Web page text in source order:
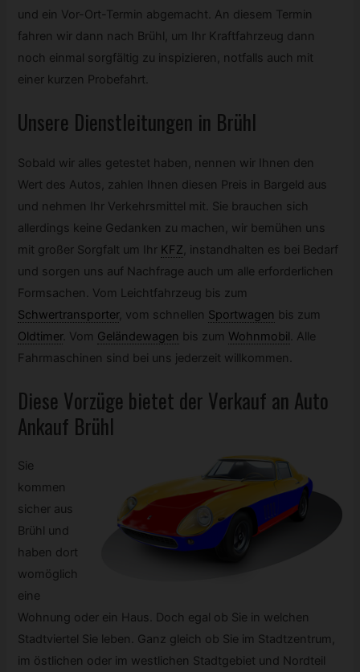
und ein Vor-Ort-Termin abgemacht. An diesem Termin
fahren wir dann nach Brühl, um Ihr Kraftfahrzeug dann
noch einmal sorgfältig zu inspizieren, notfalls auch mit
einer kurzen Probefahrt.
Unsere Dienstleitungen in Brühl
Sobald wir alles getestet haben, nennen wir Ihnen den
Wert des Autos, zahlen Ihnen diesen Preis in Bargeld aus
und nehmen Ihr Verkehrsmittel mit. Sie brauchen sich
allerdings keine Gedanken zu machen, wir bemühen uns
mit großer Sorgfalt um Ihr KFZ, instandhalten es bei Bedarf
und sorgen uns auf Nachfrage auch um alle erforderlichen
Formsachen. Vom Leichtfahrzeug bis zum
Schwertransporter, vom schnellen Sportwagen bis zum
Oldtimer. Vom Geländewagen bis zum Wohnmobil. Alle
Fahrmaschinen sind bei uns jederzeit willkommen.
Diese Vorzüge bietet der Verkauf an Auto
Ankauf Brühl
Sie
kommen
sicher aus
Brühl und
haben dort
womöglich
eine
Wohnung oder ein Haus. Doch egal ob Sie in welchen
Stadtviertel Sie leben. Ganz gleich ob Sie im Stadtzentrum,
im östlichen oder im westlichen Stadtgebiet und Nordteil